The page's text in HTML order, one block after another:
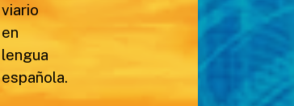
viario
en
lengua
española.